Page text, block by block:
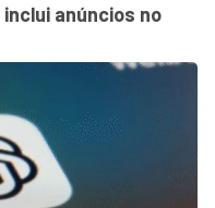
anúncios no